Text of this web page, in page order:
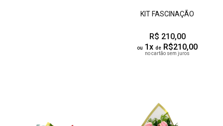
KIT FASCINAÇÃO
R$ 210,00
ou 1x de R$210,00
no cartão sem juros